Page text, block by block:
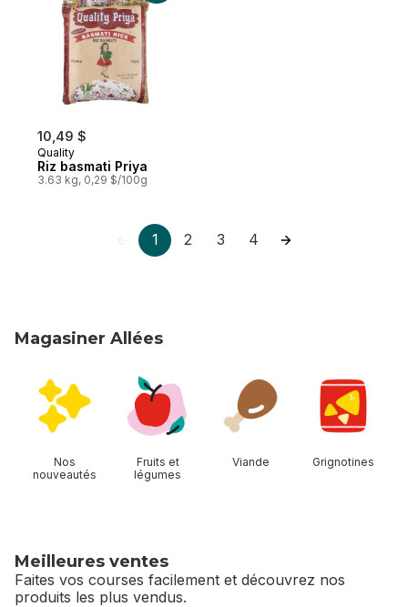
10,49 $
Quality
Riz basmati Priya
3.63 kg, 0,29 $/100g
1 2 3 4
Magasiner Allées
Nos
nouveautés
Fruits et
légumes
Viande Grignotines
Meilleures ventes
Faites vos courses facilement et découvrez nos
produits les plus vendus.